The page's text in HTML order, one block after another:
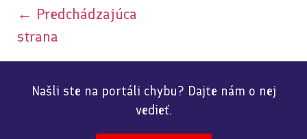
← Predchádzajúca
strana
Našli ste na portáli chybu? Dajte nám o nej
vedieť.